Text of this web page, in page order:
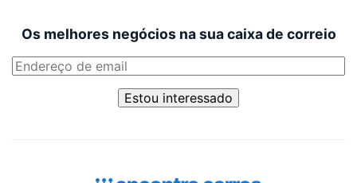
Os melhores negócios na sua caixa de correio
Estou interessado